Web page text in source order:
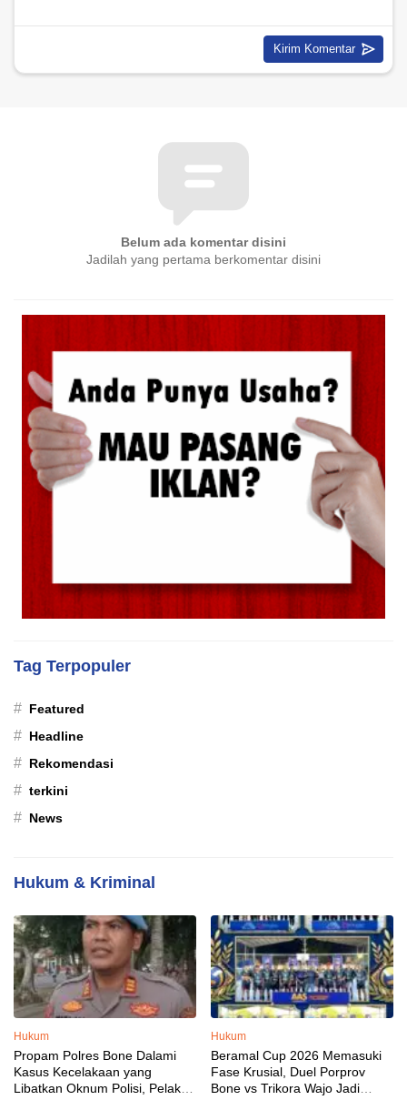
Belum ada komentar disini
Jadilah yang pertama berkomentar disini
Tag Terpopuler
# Featured
# Headline
# Rekomendasi
# terkini
# News
Hukum & Kriminal
Hukum
Propam Polres Bone Dalami
Kasus Kecelakaan yang
Libatkan Oknum Polisi, Pelaku
Hukum
Beramal Cup 2026 Memasuki
Fase Krusial, Duel Porprov
Bone vs Trikora Wajo Jadi